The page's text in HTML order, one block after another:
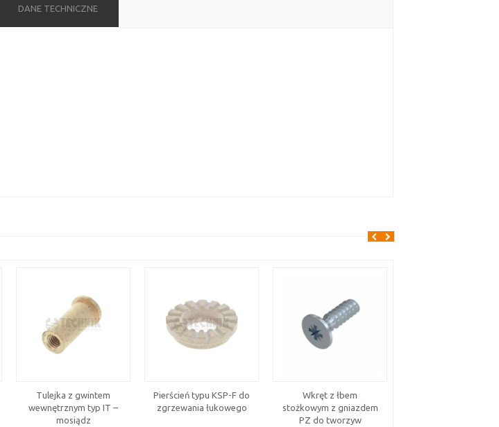
DANE TECHNICZNE
Tulejka z gwintem
wewnętrznym typ IT –
mosiądz
Pierścień typu KSP-F do
zgrzewania łukowego
Wkręt z łbem
stożkowym z gniazdem
PZ do tworzyw